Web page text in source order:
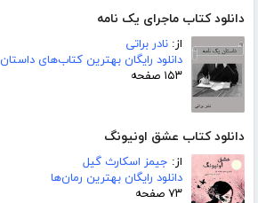
دانلود کتاب ماجرای یک نامه
از: نادر براتی
دانلود رایگان بهترین کتاب‌های داستان
۱۵۳ صفحه
دانلود کتاب عشق اونیونگ
از: جیمز اسکارث گیل
دانلود رایگان بهترین رمان‌ها
۷۳ صفحه